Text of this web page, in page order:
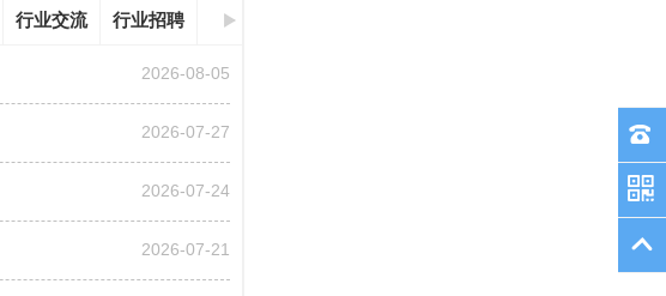
行业交流 行业招聘
2026-08-05
2026-07-27
2026-07-24
2026-07-21